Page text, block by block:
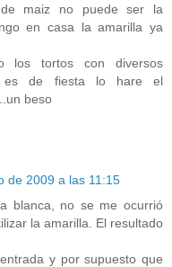
maiz no puede ser la
en casa la amarilla ya
los tortos con diversos
es de fiesta lo hare el
beso
de 2009 a las 11:15
blanca, no se me ocurrió
la amarilla. El resultado
y por supuesto que